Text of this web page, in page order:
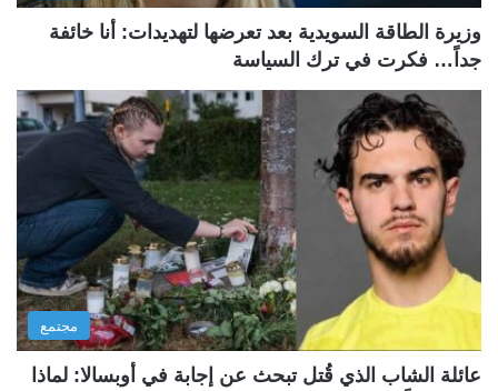
وزيرة الطاقة السويدية بعد تعرضها لتهديدات: أنا خائفة
جداً… فكرت في ترك السياسة
مجتمع
عائلة الشاب الذي قُتل تبحث عن إجابة في أوبسالا: لماذا